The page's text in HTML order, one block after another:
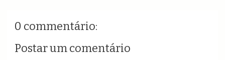
0 commentário:
Postar um comentário